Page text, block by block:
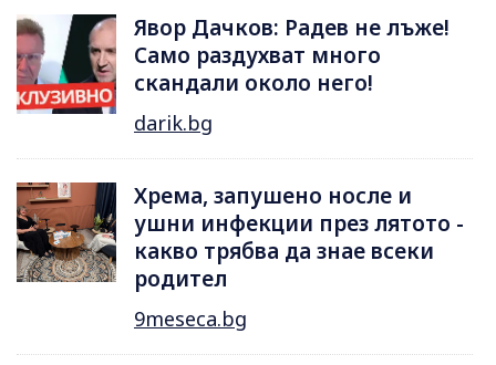
Явор Дачков: Радев не лъже!
Само раздухват много
скандали около него!
darik.bg
Хрема, запушено носле и
ушни инфекции през лятотo -
какво трябва да знае всеки
родител
9meseca.bg